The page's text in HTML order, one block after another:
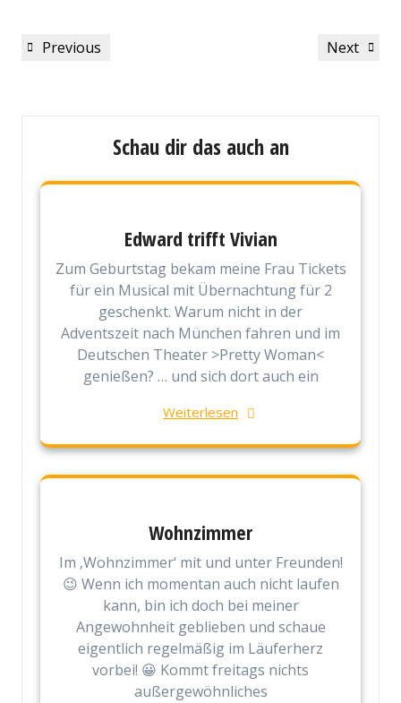
Beitragsnavigation
Previous
Previous
Next
Next
Schau dir das auch an
Edward trifft Vivian
Zum Geburtstag bekam meine Frau Tickets
für ein Musical mit Übernachtung für 2
geschenkt. Warum nicht in der
Adventszeit nach München fahren und im
Deutschen Theater >Pretty Woman<
genießen? … und sich dort auch ein
Weiterlesen
Wohnzimmer
Im ‚Wohnzimmer‘ mit und unter Freunden!
😉 Wenn ich momentan auch nicht laufen
kann, bin ich doch bei meiner
Angewohnheit geblieben und schaue
eigentlich regelmäßig im Läuferherz
vorbei! 😀 Kommt freitags nichts
außergewöhnliches